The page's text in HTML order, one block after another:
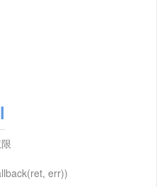
err))